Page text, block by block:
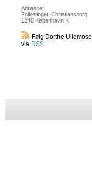
Adresse:
Folketinget, Christiansborg,
1240 København K
Følg Dorthe Ullemose
via RSS